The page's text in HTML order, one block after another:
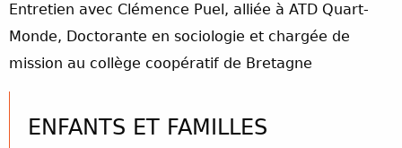
Entretien avec Clémence Puel, alliée à ATD Quart-
Monde, Doctorante en sociologie et chargée de
mission au collège coopératif de Bretagne
ENFANTS ET FAMILLES